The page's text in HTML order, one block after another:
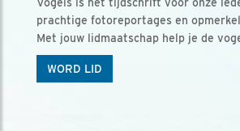
Vogels is het tijdschrift voor onze
prachtige fotoreportages en
Met jouw lidmaatschap help je de
WORD LID